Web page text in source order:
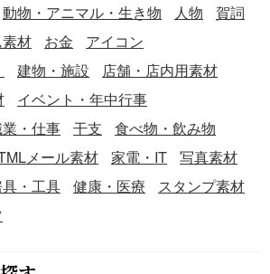
入り https://www.bizocean.jp/doc/deta
縦書きメッセージ入り https://www.
ーの年賀状おさめは
がダウンロードした年賀状はがき(202
doc/detail/550425/ ＜
doc/detail/551849/ ・http
551848/ ＜印刷時の注意＞
は一般的な家庭用プリンターでの印刷
時には四隅に数ミリの余白ができる
はみだし印刷」などを選択した場合
らいときはプリンタのメーカーに確
動物・アニマル・生き物 人物
賀詞
材 お金
アイコン
建物・施設
店舗・店内用素材
イベント・年中行事
・仕事 干支
食べ物・飲み物
メール素材 家電・IT
写真素材
・工具 健康・医療
スタンプ素材